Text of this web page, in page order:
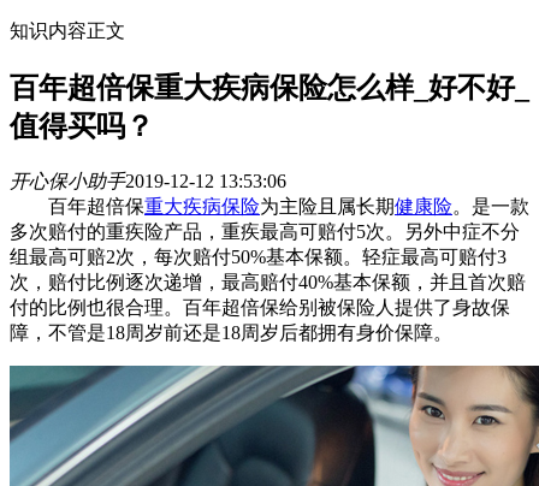
知识内容正文
百年超倍保重大疾病保险怎么样_好不好_
值得买吗？
开心保小助手2019-12-12 13:53:06
百年超倍保重大疾病保险为主险且属长期健康险。是一款
多次赔付的重疾险产品，重疾最高可赔付5次。另外中症不分
组最高可赔2次，每次赔付50%基本保额。轻症最高可赔付3
次，赔付比例逐次递增，最高赔付40%基本保额，并且首次赔
付的比例也很合理。百年超倍保给别被保险人提供了身故保
障，不管是18周岁前还是18周岁后都拥有身价保障。